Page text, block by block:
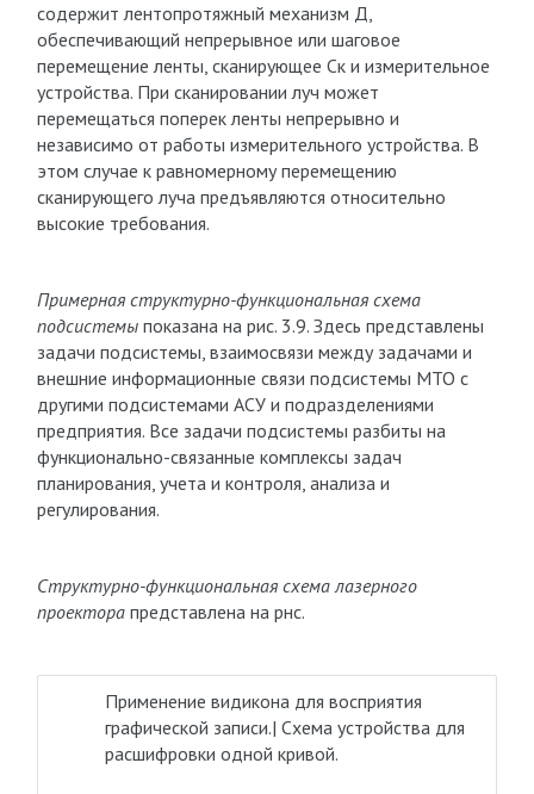
содержит лентопротяжный механизм Д,
обеспечивающий непрерывное или шаговое
перемещение ленты, сканирующее Ск и измерительное
устройства. При сканировании луч может
перемещаться поперек ленты непрерывно и
независимо от работы измерительного устройства. В
этом случае к равномерному перемещению
сканирующего луча предъявляются относительно
высокие требования.
Примерная структурно-функциональная схема
подсистемыпоказана на рис. 3.9. Здесь представлены
задачи подсистемы, взаимосвязи между задачами и
внешние информационные связи подсистемы МТО с
другими подсистемами АСУ и подразделениями
предприятия. Все задачи подсистемы разбиты на
функционально-связанные комплексы задач
планирования, учета и контроля, анализа и
регулирования.
Структурно-функциональная схема лазерного
проекторапредставлена на рнс.
Применение видикона для восприятия
графической записи.| Схема устройства для
расшифровки одной кривой.